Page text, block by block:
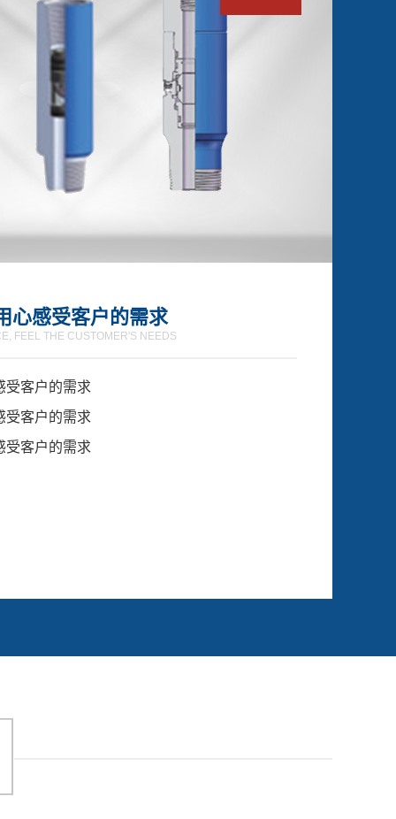
心感受客户的需求
FEEL THE CUSTOMER'S NEEDS
受客户的需求
受客户的需求
受客户的需求